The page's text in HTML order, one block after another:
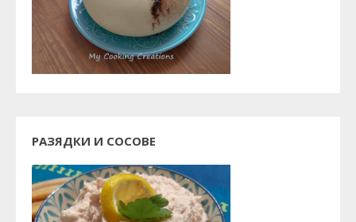
РАЗЯДКИ И СОСОВЕ